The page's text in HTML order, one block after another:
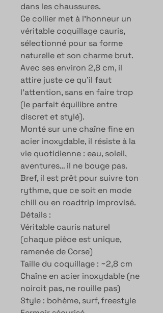
dans les chaussures.
Ce collier met à l’honneur un
véritable coquillage cauris,
sélectionné pour sa forme
naturelle et son charme brut.
Avec ses environ 2,8 cm, il
attire juste ce qu’il faut
l’attention, sans en faire trop
(le parfait équilibre entre
discret et stylé).
Monté sur une chaîne fine en
acier inoxydable, il résiste à la
vie quotidienne : eau, soleil,
aventures… il ne bouge pas.
Bref, il est prêt pour suivre ton
rythme, que ce soit en mode
chill ou en roadtrip improvisé.
Détails :
Véritable cauris naturel
(chaque pièce est unique,
ramenée de Corse)
Taille du coquillage : ~2,8 cm
Chaîne en acier inoxydable (ne
noircit pas, ne rouille pas)
Style : bohème, surf, freestyle